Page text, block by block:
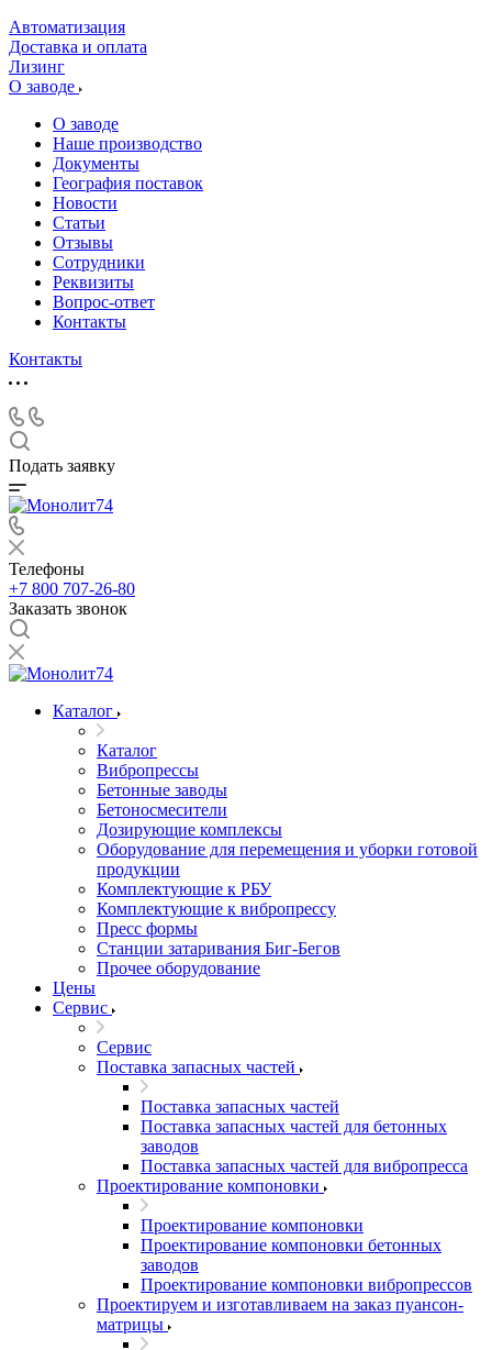
Автоматизация
Доставка и оплата
Лизинг
О заводе
О заводе
Наше производство
Документы
География поставок
Новости
Статьи
Отзывы
Сотрудники
Реквизиты
Вопрос-ответ
Контакты
Контакты
Подать заявку
Телефоны
+7 800 707-26-80
Заказать звонок
Каталог
Каталог
Вибропрессы
Бетонные заводы
Бетоносмесители
Дозирующие комплексы
Оборудование для перемещения и уборки готовой
продукции
Комплектующие к РБУ
Комплектующие к вибропрессу
Пресс формы
Станции затаривания Биг-Бегов
Прочее оборудование
Цены
Сервис
Сервис
Поставка запасных частей
Поставка запасных частей
Поставка запасных частей для бетонных
заводов
Поставка запасных частей для вибропресса
Проектирование компоновки
Проектирование компоновки
Проектирование компоновки бетонных
заводов
Проектирование компоновки вибропрессов
Проектируем и изготавливаем на заказ пуансон-
матрицы